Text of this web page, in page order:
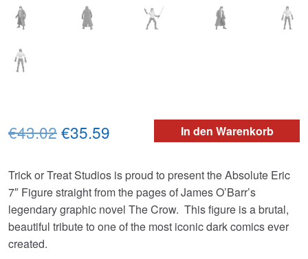
In den Warenkorb
€43.02Ursprünglicher
war:
€43.02
€35.59
ist:
€35.59.
Trick or Treat Studios is proud to present the Absolute Eric
7″ Figure straight from the pages of James O’Barr’s
legendary graphic novel The Crow. This figure is a brutal,
beautiful tribute to one of the most iconic dark comics ever
created.